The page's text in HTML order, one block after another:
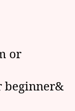
or
beginner&